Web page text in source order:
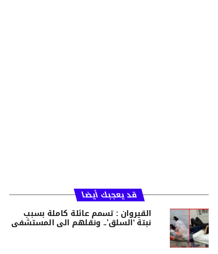
قد يعجبك أيضا
القيروان : تسمم عائلة كاملة بسبب
نبتة ‘السلق’.. ونقلهم الى المستشفى